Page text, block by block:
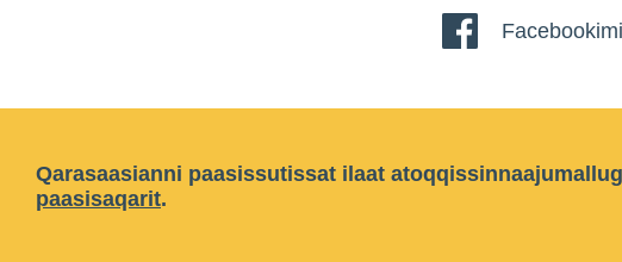
Qarasaasianni paasissutissat ilaat
paasisaqarit.